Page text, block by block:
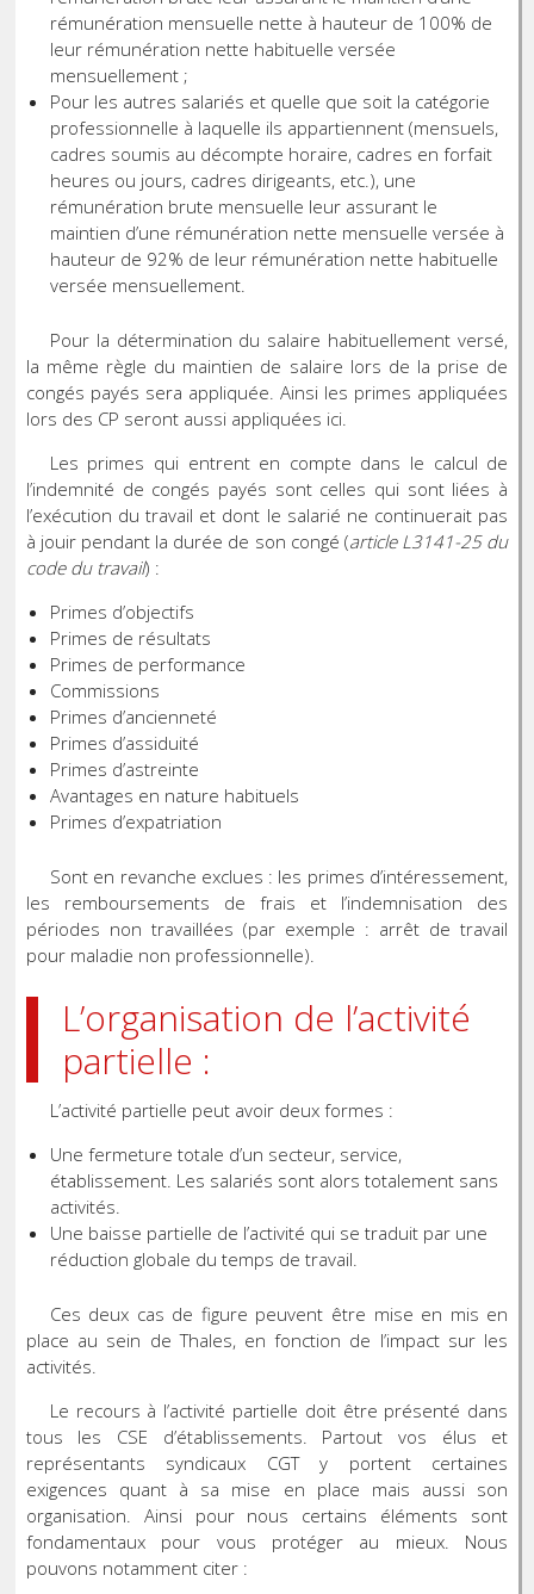
rémunération mensuelle nette à hauteur de 100% de
leur rémunération nette habituelle versée
mensuellement ;
Pour les autres salariés et quelle que soit la catégorie
professionnelle à laquelle ils appartiennent (mensuels,
cadres soumis au décompte horaire, cadres en forfait
heures ou jours, cadres dirigeants, etc.), une
rémunération brute mensuelle leur assurant le
maintien d’une rémunération nette mensuelle versée à
hauteur de 92% de leur rémunération nette habituelle
versée mensuellement.
Pour la détermination du salaire habituellement versé,
la même règle du maintien de salaire lors de la prise de
congés payés sera appliquée. Ainsi les primes appliquées
lors des CP seront aussi appliquées ici.
Les primes qui entrent en compte dans le calcul de
l’indemnité de congés payés sont celles qui sont liées à
l’exécution du travail et dont le salarié ne continuerait pas
à jouir pendant la durée de son congé (article L3141-25 du
code du travail) :
Primes d’objectifs
Primes de résultats
Primes de performance
Commissions
Primes d’ancienneté
Primes d’assiduité
Primes d’astreinte
Avantages en nature habituels
Primes d’expatriation
Sont en revanche exclues : les primes d’intéressement,
les remboursements de frais et l’indemnisation des
périodes non travaillées (par exemple : arrêt de travail
pour maladie non professionnelle).
L’organisation de l’activité
partielle :
L’activité partielle peut avoir deux formes :
Une fermeture totale d’un secteur, service,
établissement. Les salariés sont alors totalement sans
activités.
Une baisse partielle de l’activité qui se traduit par une
réduction globale du temps de travail.
Ces deux cas de figure peuvent être mise en mis en
place au sein de Thales, en fonction de l’impact sur les
activités.
Le recours à l’activité partielle doit être présenté dans
tous les CSE d’établissements. Partout vos élus et
représentants syndicaux CGT y portent certaines
exigences quant à sa mise en place mais aussi son
organisation. Ainsi pour nous certains éléments sont
fondamentaux pour vous protéger au mieux. Nous
pouvons notamment citer :